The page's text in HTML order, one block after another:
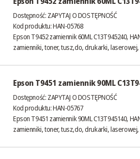
Dostępność: ZAPYTAJ O DOSTĘPNOŚĆ
Kod produktu: HAN-05768
Epson T9452 zamiennik 60ML C13T945240,
zamienniki, toner, tusz,do, drukarki,
Epson T9451 zamiennik 90ML
Dostępność: ZAPYTAJ O DOSTĘPNOŚĆ
Kod produktu: HAN-05767
Epson T9451 zamiennik 90ML C13T945140,
zamienniki, toner, tusz,do, drukarki,